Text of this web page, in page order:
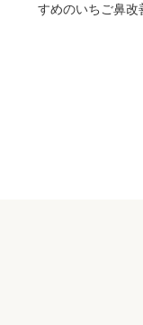
すめのいちご鼻改